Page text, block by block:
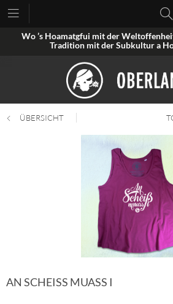
Wo ’s Hoamatgfui mit der
Tradition mit der Subkultur a
ÜBERSICHT
AN SCHEISS MUASS I